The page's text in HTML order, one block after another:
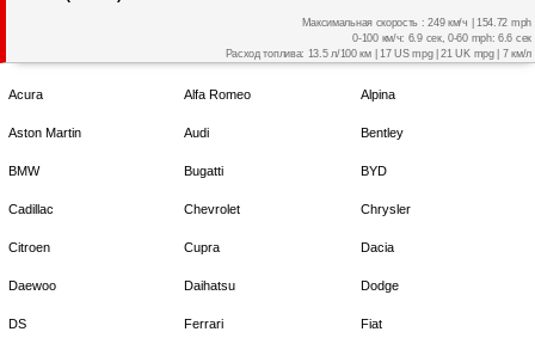
Максимальная скорость : 249 км/ч | 154.72 mph
0-100 км/ч: 6.9 сек, 0-60 mph: 6.6 сек
Расход топлива: 13.5 л/100 км | 17 US mpg | 21 UK mpg | 7 км/л
Acura Alfa Romeo Alpina
Aston Martin Audi Bentley
BMW Bugatti BYD
Cadillac Chevrolet Chrysler
Citroen Cupra Dacia
Daewoo Daihatsu Dodge
DS Ferrari Fiat